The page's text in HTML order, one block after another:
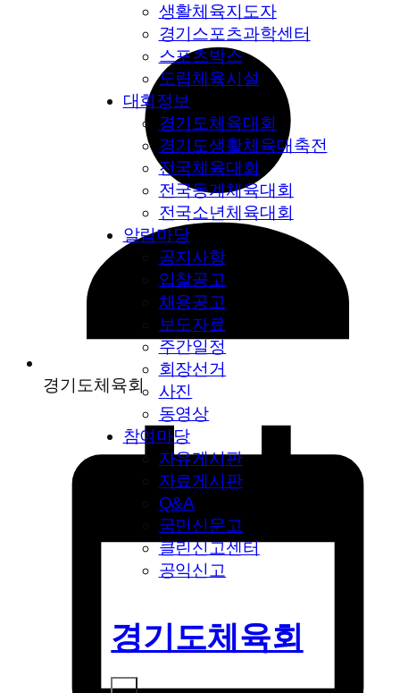
생활체육지도자
경기스포츠과학센터
스포츠박스
도립체육시설
대회정보
경기도체육대회
경기도생활체육대축전
전국체육대회
전국동계체육대회
전국소년체육대회
알림마당
공지사항
입찰공고
채용공고
보도자료
주간일정
회장선거
사진
동영상
참여마당
자유게시판
자료게시판
Q&A
국민신문고
클린신고센터
공익신고
경기도체육회
경기도체육회